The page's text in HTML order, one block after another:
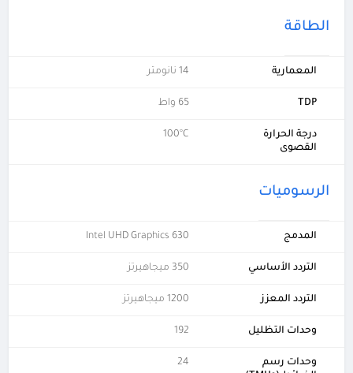
الطاقة
المعمارية 14 نانومتر
TDP 65 واط
درجة الحرارة
القصوى
100°C
الرسوميات
المدمج Intel UHD Graphics 630
التردد الأساسي 350 ميجاهيرتز
التردد المعزز 1200 ميجاهيرتز
وحدات التظليل 192
وحدات رسم
24